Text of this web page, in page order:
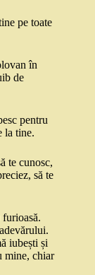
pe toate
în
de
pentru
la tine.
te cunosc,
să te
iubești și
mine, chiar